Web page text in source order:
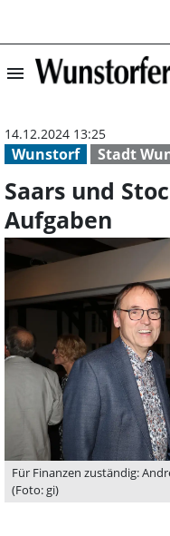
menu
Wunstorf Stadt
14.12.2024 13:25
Saars und
Aufgaben
Für Finanzen zuständig:
(Foto: gi)